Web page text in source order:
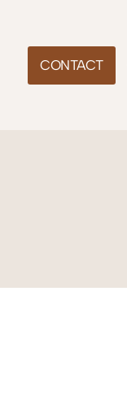
CONTACT